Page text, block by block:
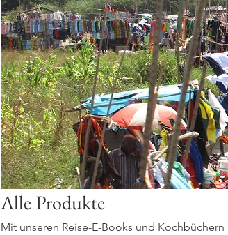
Alle Produkte
Mit unseren Reise-E-Books und